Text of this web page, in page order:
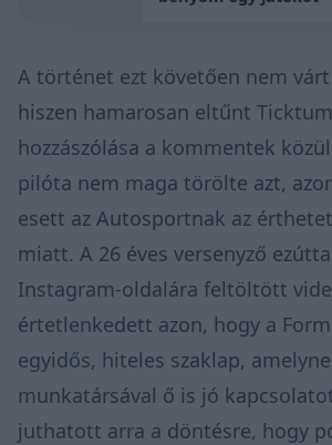
A történet ezt követően nem
hiszen hamarosan eltűnt
hozzászólása a kommentek
pilóta nem maga törölte azt,
esett az Autosportnak az
miatt. A 26 éves versenyző
Instagram-oldalára feltöltött
értetlenkedett azon, hogy a
egyidős, hiteles szaklap,
munkatársával ő is jó
juthatott arra a döntésre, hogy